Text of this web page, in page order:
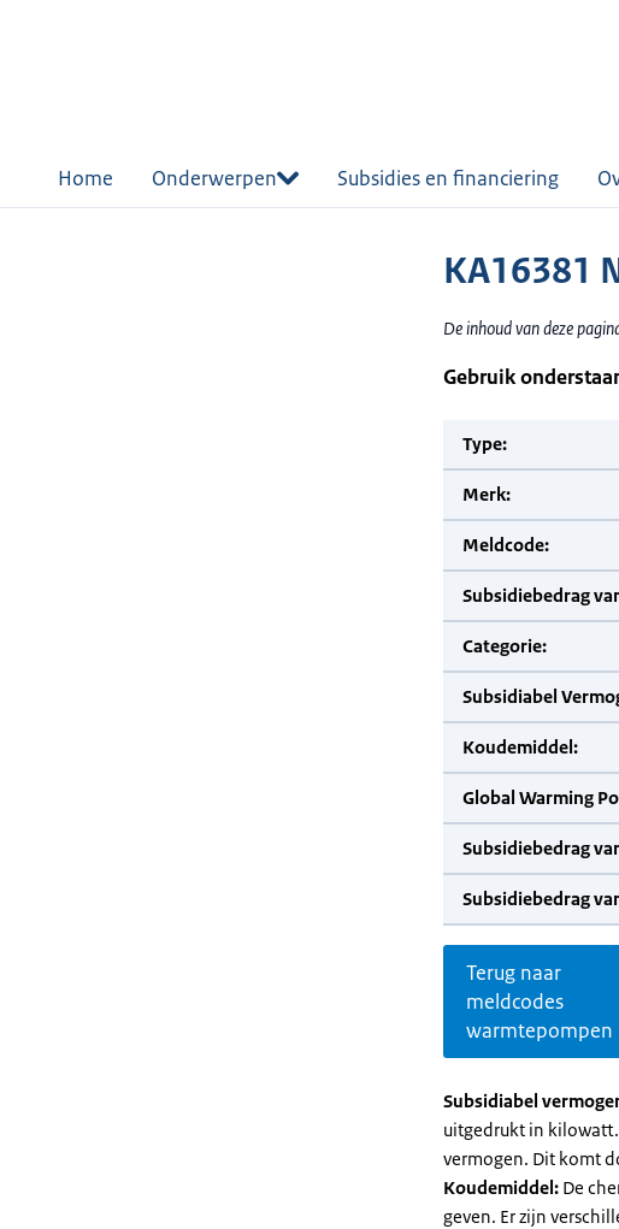
Home Onderwerpen Subsidies en financiering
KA16381
De inhoud van deze
Gebruik
Type:
Merk:
Meldcode:
Subsidiebedrag
Categorie:
Subsidiabel
Koudemiddel:
Global Warming
Subsidiebedrag
Subsidiebedrag
Terug naar
meldcodes
warmtepompen
Subsidiabel
uitgedrukt in
vermogen. Dit komt
Koudemiddel: De
geven. Er zijn